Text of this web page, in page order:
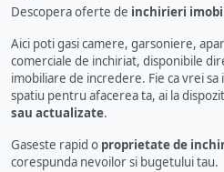
Descopera oferte de inchirieri
Aici poti gasi camere, garsoniere,
comerciale de inchiriat, disponibile
imobiliare de incredere. Fie ca vrei sa
spatiu pentru afacerea ta, ai la
sau actualizate.
Gaseste rapid o proprietate de
corespunda nevoilor si bugetului tau.